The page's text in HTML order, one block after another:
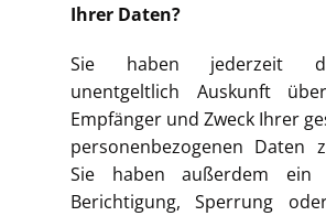
Ihrer Daten?
Sie haben jederzeit
unentgeltlich Auskunft
Empfänger und Zweck Ihrer
personenbezogenen Daten
Sie haben außerdem ein
Berichtigung, Sperrung